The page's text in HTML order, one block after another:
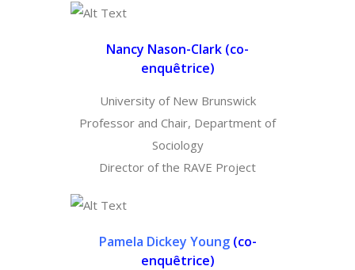
Nancy Nason-Clark (co-
enquêtrice)
University of New Brunswick
Professor and Chair, Department of
Sociology
Director of the RAVE Project
Pamela Dickey Young (co-
enquêtrice)